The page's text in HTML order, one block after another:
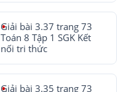
Giải bài 3.37 trang 73
Toán 8 Tập 1 SGK Kết
nối tri thức
Giải bài 3.35 trang 73